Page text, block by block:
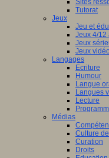
Sites
Tutorat
Jeux
Jeu et
Jeux 4/12
Jeux
Jeux vidéo
Langages
Ecriture
Humour
Langue
Langues
Lecture
Médias
Culture
Curation
Droits